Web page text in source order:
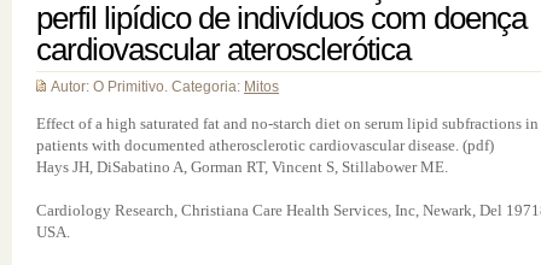
perfil lipídico de indivíduos com doença
cardiovascular aterosclerótica
Autor: O Primitivo. Categoria: Mitos
Effect of a high saturated fat and no-starch diet on serum lipid subfractions in
patients with documented atherosclerotic cardiovascular disease. (pdf)
Hays JH, DiSabatino A, Gorman RT, Vincent S, Stillabower ME.
Cardiology Research, Christiana Care Health Services, Inc, Newark, Del
USA.